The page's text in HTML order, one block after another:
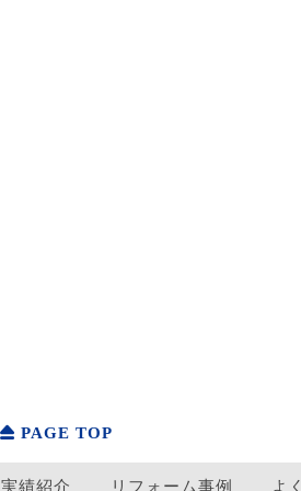
PAGE TOP
実績紹介 リフォーム事例 よ